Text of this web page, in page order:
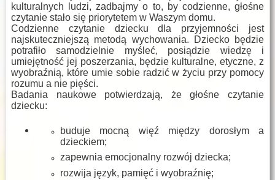
kulturalnych ludzi, zadbajmy o to, by codzienne, głośne
czytanie stało się priorytetem w Waszym domu.
Codzienne czytanie dziecku dla przyjemności jest
najskuteczniejszą metodą wychowania. Dziecko będzie
potrafiło samodzielnie myśleć, posiądzie wiedzę i
umiejętność jej poszerzania, będzie kulturalne, etyczne, z
wyobraźnią, które umie sobie radzić w życiu przy pomocy
rozumu a nie pięści.
Badania naukowe potwierdzają, że głośne czytanie
dziecku:
buduje mocną więź między dorosłym a
dzieckiem;
zapewnia emocjonalny rozwój dziecka;
rozwija język, pamięć i wyobraźnię;